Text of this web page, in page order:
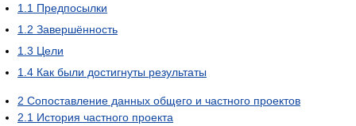
1.1 Предпосылки
1.2 Завершённость
1.3 Цели
1.4 Как были достигнуты результаты
2 Сопоставление данных общего и частного проектов
2.1 История частного проекта